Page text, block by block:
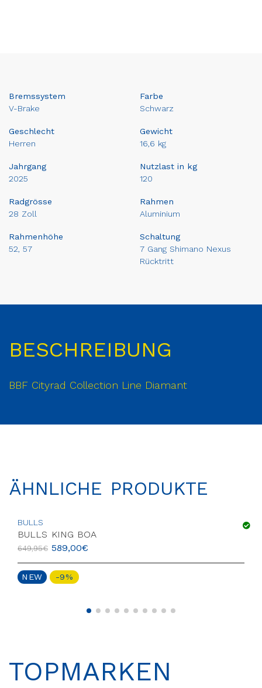
Bremssystem
V-Brake
Farbe
Schwarz
Geschlecht
Herren
Gewicht
16,6 kg
Jahrgang
2025
Nutzlast in kg
120
Radgrösse
28 Zoll
Rahmen
Aluminium
Rahmenhöhe
52, 57
Schaltung
7 Gang Shimano Nexus
Rücktritt
BESCHREIBUNG
BBF Cityrad Collection Line Diamant
ÄHNLICHE PRODUKTE
BULLS
BULLS KING BOA
649,95€ 589,00€
NEW -9%
TOPMARKEN